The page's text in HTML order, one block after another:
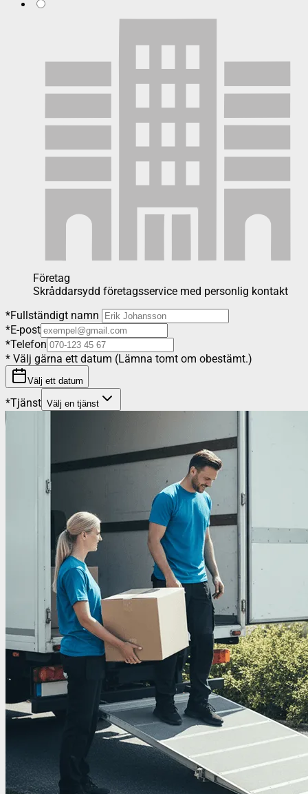
Företag
Skråddarsydd företagsservice med personlig kontakt
*Fullständigt namn
*E-post
*Telefon
* Välj gärna ett datum (Lämna tomt om obestämt.)
Välj ett datum
*Tjänst Välj en tjänst